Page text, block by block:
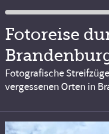
Fotoreise
Fotografische
vergessenen Orten in